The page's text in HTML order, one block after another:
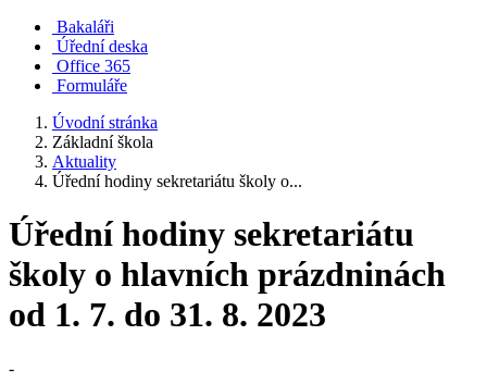
Bakaláři
Úřední deska
Office 365
Formuláře
Úvodní stránka
Základní škola
Aktuality
Úřední hodiny sekretariátu školy o...
Úřední hodiny sekretariátu
školy o hlavních prázdninách
od 1. 7. do 31. 8. 2023
-